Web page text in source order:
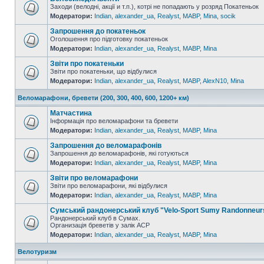
Заходи (велодні, акції и т.п.), котрі не попадають у розряд Покатеньок
Модератори: Indian alexander_ua Realyst MABP, Mina socik
Запрошення до покатеньок
Оголошення про підготовку покатеньок
Модератори: Indian alexander_ua Realyst MABP, Mina
Звіти про покатеньки
Звіти про покатеньки, що відбулися
Модератори: Indian alexander_ua Realyst MABP, AlexN10 Mina
Веломарафони, бревети (200, 300, 400, 600, 1200+ км)
Матчастина
Інформація про веломарафони та бревети
Модератори: Indian alexander_ua Realyst MABP, Mina
Запрошення до веломарафонів
Запрошення до веломарафонів, які готуються
Модератори: Indian alexander_ua Realyst MABP, Mina
Звіти про веломарафони
Звіти про веломарафони, які відбулися
Модератори: Indian alexander_ua Realyst MABP, Mina
Сумський рандонерський клуб "Velo-Sport Sumy
Рандонерський клуб в Сумах.
Организація бреветів у залік АСР
Модератори: Indian alexander_ua Realyst MABP, Mina
Велотуризм